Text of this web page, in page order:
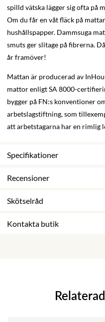
spilld vätska lägger sig ofta på
Om du får en våt fläck på
hushållspapper. Dammsuga
smuts ger slitage på fibrerna.
år framöver!
Mattan är producerad av
mattor enligt SA 8000-
bygger på FN:s konventioner
arbetslagstiftning, som
att arbetstagarna har en rimlig
Specifikationer
Recensioner
Skötselråd
Kontakta butik